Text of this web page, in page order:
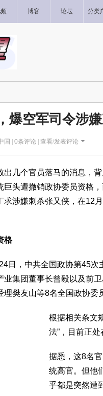
博客 论坛 分类
爆空军司令涉
国 | 0条评论 | 查看/发表评论
几个官员落马的消息，
头遭撤销政协委员资格
涉嫌刺杀张又侠，在12
格
日，中共全国政协第45
业集团董事长曾毅以及前
樊友山等8名全国政协委
根据相关条文
法”，目前正处
据悉，这8名
统高官。但他
乎都是突然遭